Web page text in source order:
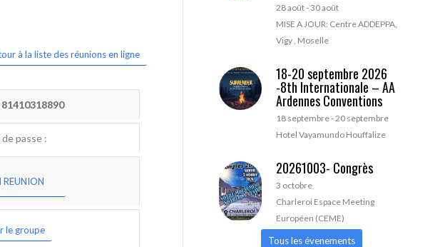
à la liste des réunions en ligne
81410318890
passe :
REUNION
le groupe
28 août-30 août
MISE A JOUR: Centre ADDEPPA,
Vigy , Moselle
18-20 septembre 2026
-8th Internationale – AA
Ardennes Conventions
18 septembre-20 septembre
Hotel Vayamundo Houffalize
20261003- Congrès
3 octobre
Charleroi Espace Meeting
Européen (CEME)
Tous les évenements